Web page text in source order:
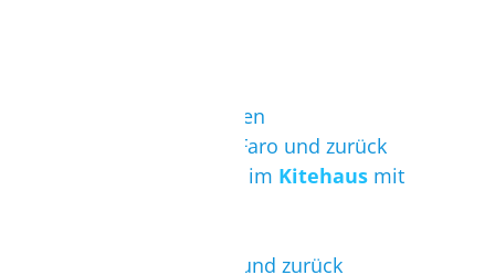
Flug vom Wunschflughafen
Transfer vom Flughafen Faro und zurück
mind. 7 Übernachtungen im Kitehaus mit
Shuttleservice zum Spot und zurück